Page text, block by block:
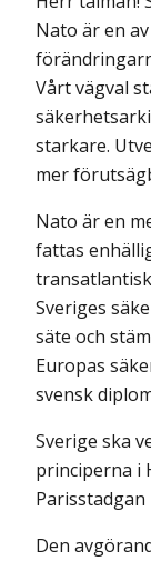
Nato är en
Vårt vägval
starkare.
mer
Nato är en
fattas
Sveriges
säte och
Europas
svensk
Sverige ska
principerna i
Den